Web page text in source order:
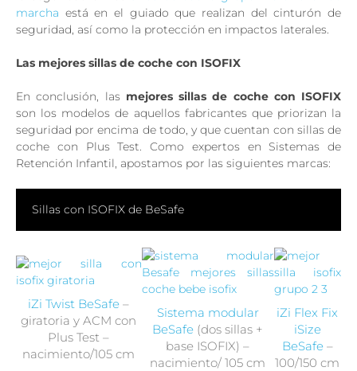
marcha está en el guiado que realizan del cinturón de
seguridad, así como la protección en impactos laterales.
Las mejores sillas de coche con ISOFIX
En conclusión, las mejores sillas de coche con ISOFIX
son los modelos de aquellos fabricantes que priorizan la
seguridad por encima de todo, y que cuentan con sillas de
coche con Plus Test. Como expertos en Sistemas de
Retención Infantil, apostamos por las siguientes marcas:
Sillas con ISOFIX de BeSafe
iZi Twist BeSafe –
giratoria y ACM con
Plus Test –
nacimiento/105 cm
Sistema modular
BeSafe (dos sillas +
base ISOFIX) –
nacimiento/ 105 cm
iZi Flex Fix
iSize
BeSafe–
100/150 cm